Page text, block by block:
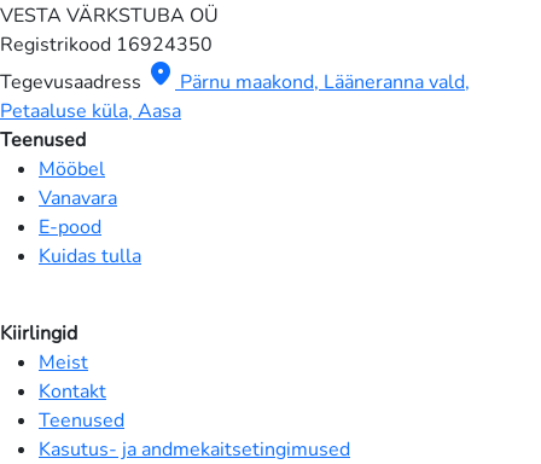
VESTA VÄRKSTUBA OÜ
Registrikood 16924350
Tegevusaadress location_on Pärnu maakond, Lääneranna vald,
Petaaluse küla, Aasa
Teenused
Mööbel
Vanavara
E-pood
Kuidas tulla
Kiirlingid
Meist
Kontakt
Teenused
Kasutus- ja andmekaitsetingimused